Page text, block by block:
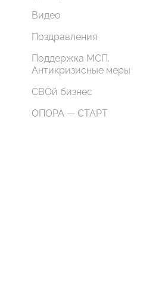
Видео
Поздравления
Поддержка МСП.
Антикризисные меры
СВОй бизнес
ОПОРА — СТАРТ